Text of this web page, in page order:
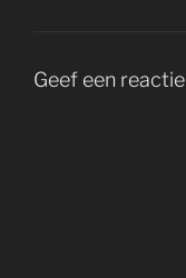
Geef een reactie